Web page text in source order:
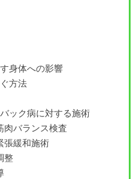
身体への影響
方法
ック病に対する施術
肉バランス検査
張緩和施術
整